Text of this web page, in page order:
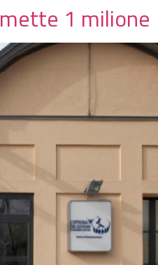
1 milione